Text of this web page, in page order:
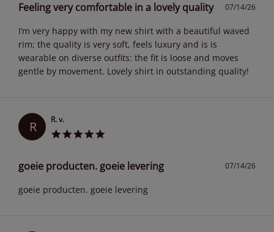
07/14/26
Feeling very comfortable in a lovely quality
I’m very happy with my new shirt with a beautiful waved
rim; the quality is very soft, feels luxury and is is
wearable on diverse outfits: the fit is loose and moves
gentle by movement. Lovely shirt in outstanding quality!
R R. v.
07/14/26
goeie producten. goeie levering
goeie producten. goeie levering